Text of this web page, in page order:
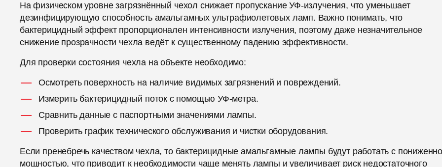
На физическом уровне загрязнённый чехол снижает пропускание УФ-излучения, что уменьшает
дезинфицирующую способность амальгамных ультрафиолетовых ламп. Важно понимать, что
бактерицидный эффект пропорционален интенсивности излучения, поэтому даже незначительное
снижение прозрачности чехла ведёт к существенному падению эффективности.
Для проверки состояния чехла на объекте необходимо:
Осмотреть поверхность на наличие видимых загрязнений и повреждений.
Измерить бактерицидный поток с помощью УФ-метра.
Сравнить данные с паспортными значениями лампы.
Проверить график технического обслуживания и чистки оборудования.
Если пренебречь качеством чехла, то бактерицидные амальгамные лампы будут работать с
мощностью, что приводит к необходимости чаще менять лампы и увеличивает риск недостаточного